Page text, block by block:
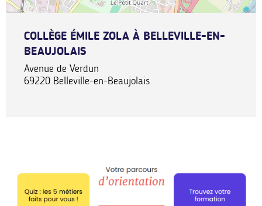
COLLÈGE ÉMILE ZOLA À BELLEVILLE-EN-
BEAUJOLAIS
Avenue de Verdun
69220 Belleville-en-Beaujolais